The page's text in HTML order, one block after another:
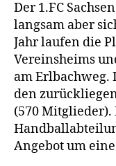
Der 1.FC
langsam aber
Jahr laufen die
Vereinsheims
am
den
(570
Angebot um